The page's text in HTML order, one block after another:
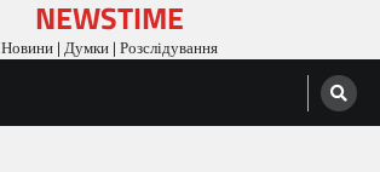
NEWSTIME
Новини | Думки | Розслідування